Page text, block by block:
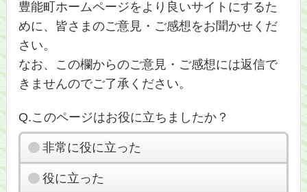
豊能町ホームページをより良いサイトにするた
めに、皆さまのご意見・ご感想をお聞かせくだ
さい。
なお、この欄からのご意見・ご感想には返信で
きませんのでご了承ください。
Q.このページはお役に立ちましたか？
非常に役に立った
役に立った